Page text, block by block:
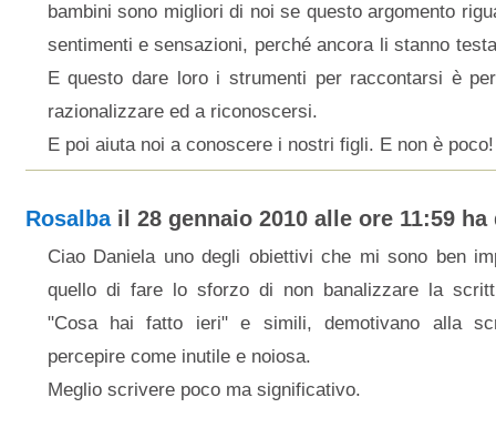
bambini sono migliori di noi se questo argomento
sentimenti e sensazioni, perché ancora li stanno
E questo dare loro i strumenti per raccontarsi è
razionalizzare ed a riconoscersi.
E poi aiuta noi a conoscere i nostri figli. E non è poco!
Rosalbail 28 gennaio 2010 alle ore 11:59 ha
Ciao Daniela uno degli obiettivi che mi sono ben
quello di fare lo sforzo di non banalizzare la
"Cosa hai fatto ieri" e simili, demotivano alla
percepire come inutile e noiosa.
Meglio scrivere poco ma significativo.